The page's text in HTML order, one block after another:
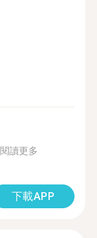
閱讀更多
下載APP